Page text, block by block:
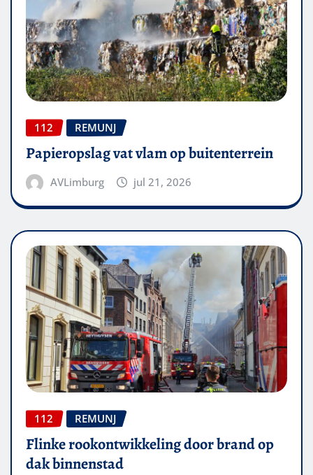
112 REMUNJ
Papieropslag vat vlam op buitenterrein
AVLimburg jul 21, 2026
112 REMUNJ
Flinke rookontwikkeling door brand op
dak binnenstad